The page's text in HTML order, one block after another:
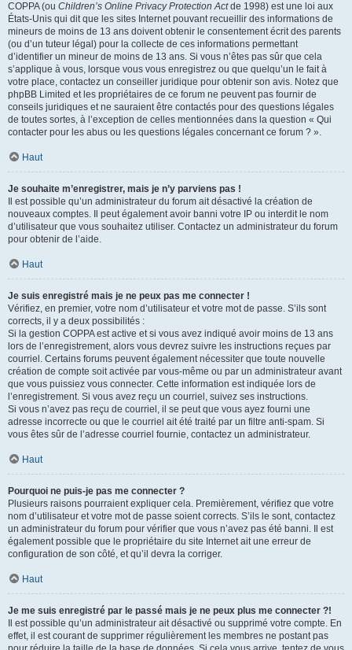
COPPA (ou Children’s Online Privacy Protection Actde 1998) est une loi aux
États-Unis qui dit que les sites Internet pouvant recueillir des informations de
mineurs de moins de 13 ans doivent obtenir le consentement écrit des parents
(ou d’un tuteur légal) pour la collecte de ces informations permettant
d’identifier un mineur de moins de 13 ans. Si vous n’êtes pas sûr que cela
s’applique à vous, lorsque vous vous enregistrez ou que quelqu’un le fait à
votre place, contactez un conseiller juridique pour obtenir son avis. Notez que
phpBB Limited et les propriétaires de ce forum ne peuvent pas fournir de
conseils juridiques et ne sauraient être contactés pour des questions légales
de toutes sortes, à l’exception de celles mentionnées dans la question « Qui
contacter pour les abus ou les questions légales concernant ce forum ? ».
Haut
Je souhaite m’enregistrer, mais je n’y parviens pas !
Il est possible qu’un administrateur du forum ait désactivé la création de
nouveaux comptes. Il peut également avoir banni votre IP ou interdit le nom
d’utilisateur que vous souhaitez utiliser. Contactez un administrateur du forum
pour obtenir de l’aide.
Haut
Je suis enregistré mais je ne peux pas me connecter !
Vérifiez, en premier, votre nom d’utilisateur et votre mot de passe. S’ils sont
corrects, il y a deux possibilités :
Si la gestion COPPA est active et si vous avez indiqué avoir moins de 13 ans
lors de l’enregistrement, alors vous devrez suivre les instructions reçues par
courriel. Certains forums peuvent également nécessiter que toute nouvelle
création de compte soit activée par vous-même ou par un administrateur avant
que vous puissiez vous connecter. Cette information est indiquée lors de
l’enregistrement. Si vous avez reçu un courriel, suivez ses instructions.
Si vous n’avez pas reçu de courriel, il se peut que vous ayez fourni une
adresse incorrecte ou que le courriel ait été traité par un filtre anti-spam. Si
vous êtes sûr de l’adresse courriel fournie, contactez un administrateur.
Haut
Pourquoi ne puis-je pas me connecter ?
Plusieurs raisons pourraient expliquer cela. Premièrement, vérifiez que votre
nom d’utilisateur et votre mot de passe soient corrects. S’ils le sont, contactez
un administrateur du forum pour vérifier que vous n’avez pas été banni. Il est
également possible que le propriétaire du site Internet ait une erreur de
configuration de son côté, et qu’il devra la corriger.
Haut
Je me suis enregistré par le passé mais je ne peux plus me connecter ?!
Il est possible qu’un administrateur ait désactivé ou supprimé votre compte. En
effet, il est courant de supprimer régulièrement les membres ne postant pas